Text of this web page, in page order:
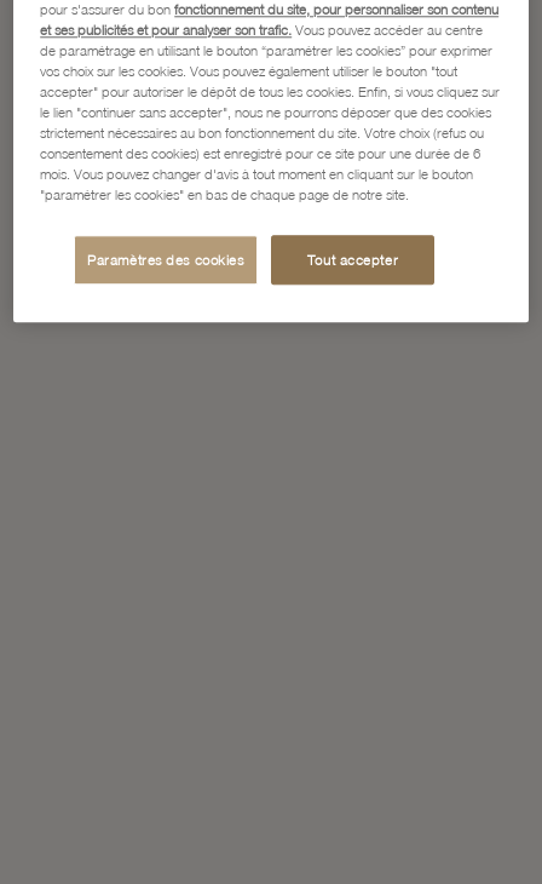
pour s'assurer du bonfonctionnement du site, pour personnaliser son contenu
et ses publicités et pour analyser son trafic. Vous pouvez accéder au centre
de paramétrage en utilisant le bouton “paramétrer les cookies” pour exprimer
vos choix sur les cookies. Vous pouvez également utiliser le bouton "tout
accepter" pour autoriser le dépôt de tous les cookies. Enfin, si vous cliquez sur
le lien "continuer sans accepter", nous ne pourrons déposer que des cookies
strictement nécessaires au bon fonctionnement du site. Votre choix (refus ou
consentement des cookies) est enregistré pour ce site pour une durée de 6
mois. Vous pouvez changer d'avis à tout moment en cliquant sur le bouton
"paramétrer les cookies" en bas de chaque page de notre site.
Paramètres des cookies Tout accepter